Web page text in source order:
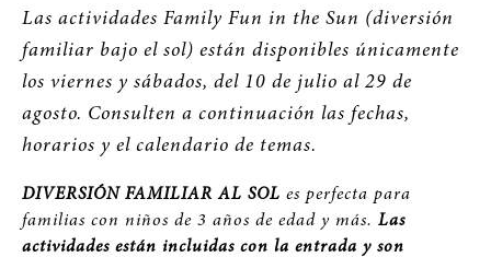
Las actividades Family Fun in the Sun (diversión
familiar bajo el sol) están disponibles únicamente
los viernes y sábados, del 10 de julio al 29 de
agosto. Consulten a continuación las fechas,
horarios y el calendario de temas.
DIVERSIÓN FAMILIAR AL SOL es perfecta para
familias con niños de 3 años de edad y más. Las
actividades están incluidas con la entrada y son